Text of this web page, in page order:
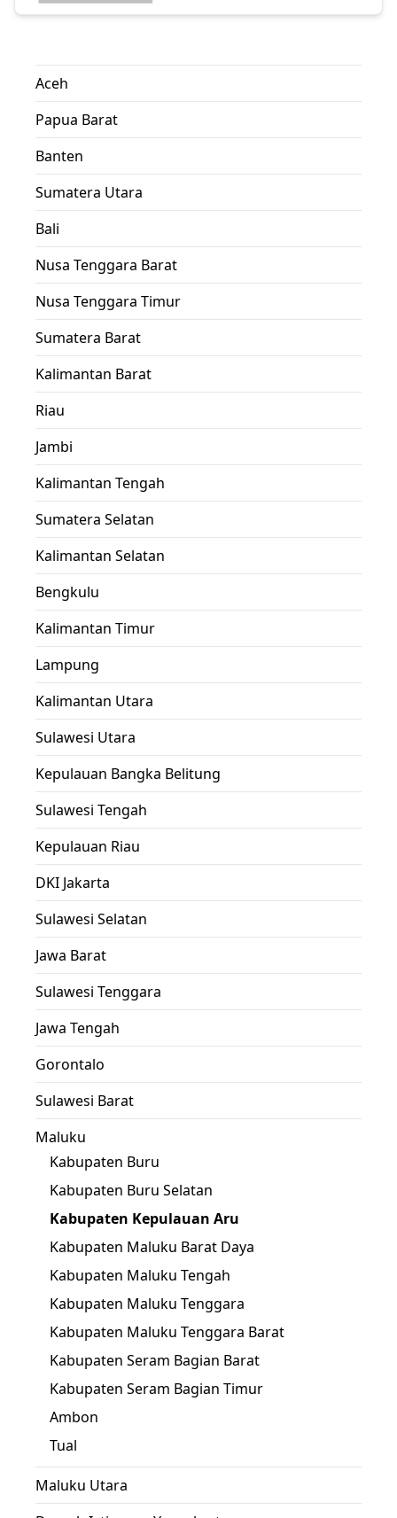
Aceh
Papua Barat
Banten
Sumatera Utara
Bali
Nusa Tenggara Barat
Nusa Tenggara Timur
Sumatera Barat
Kalimantan Barat
Riau
Jambi
Kalimantan Tengah
Sumatera Selatan
Kalimantan Selatan
Bengkulu
Kalimantan Timur
Lampung
Kalimantan Utara
Sulawesi Utara
Kepulauan Bangka Belitung
Sulawesi Tengah
Kepulauan Riau
DKI Jakarta
Sulawesi Selatan
Jawa Barat
Sulawesi Tenggara
Jawa Tengah
Gorontalo
Sulawesi Barat
Maluku
Kabupaten Buru
Kabupaten Buru Selatan
Kabupaten Kepulauan Aru
Kabupaten Maluku Barat Daya
Kabupaten Maluku Tengah
Kabupaten Maluku Tenggara
Kabupaten Maluku Tenggara Barat
Kabupaten Seram Bagian Barat
Kabupaten Seram Bagian Timur
Ambon
Tual
Maluku Utara